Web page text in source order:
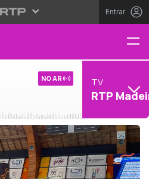
Entrar
NO AR TV
RTP